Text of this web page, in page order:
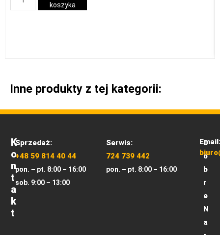
koszyka
Inne produkty z tej kategorii:
K
O
N
T
A
K
T
Sprzedaż:
+48 59 814 40 44
pon. – pt. 8:00 – 16:00
sob. 9:00 – 13:00
Serwis:
724 739 442
pon. – pt. 8:00 – 16:00
Email:
D
o
b
r
e
N
a